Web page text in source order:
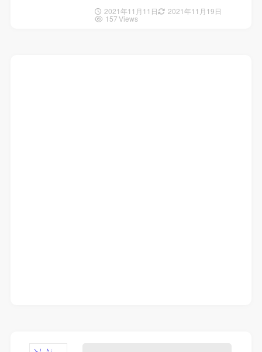
2021年11月11日
2021年11月19日
157 Views